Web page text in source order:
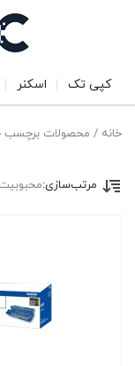
کپی تک اسکنر
خانه / محصولات برچسب
مرتب‌سازی:محبوبیت